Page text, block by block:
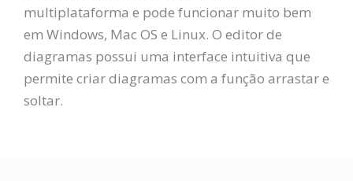
multiplataforma e pode funcionar muito bem
em Windows, Mac OS e Linux. O editor de
diagramas possui uma interface intuitiva que
permite criar diagramas com a função arrastar e
soltar.